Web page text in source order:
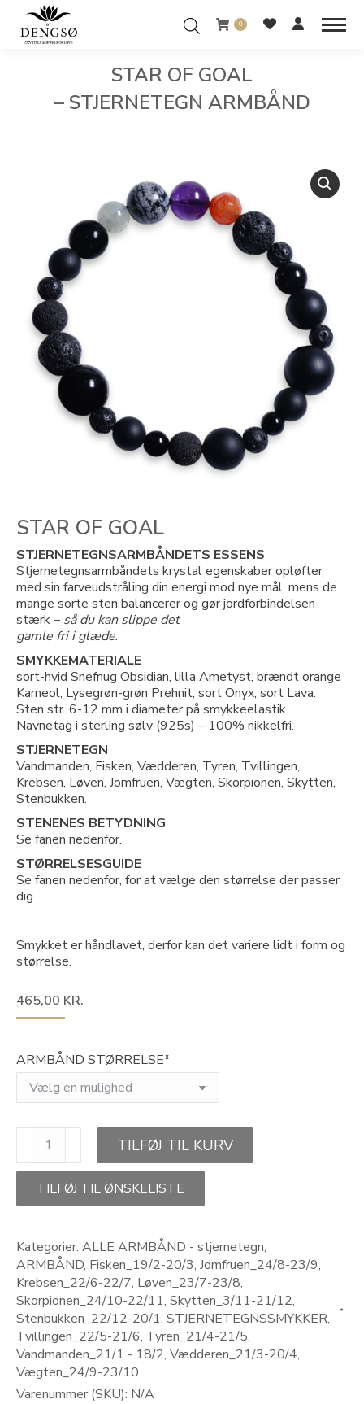
0
STAR OF GOAL
– STJERNETEGN ARMBÅND
You are here:
STAR OF GOAL
STJERNETEGNSARMBÅNDETS ESSENS
Stjernetegnsarmbåndets krystal egenskaber opløfter
med sin farveudstråling din energi mod nye mål, mens de
mange sorte sten balancerer og gør jordforbindelsen
stærk – så du kan slippe det
gamle fri i glæde.
SMYKKEMATERIALE
sort-hvid Snefnug Obsidian, lilla Ametyst, brændt orange
Karneol, Lysegrøn-grøn Prehnit, sort Onyx, sort Lava.
Sten str. 6-12 mm i diameter på smykkeelastik.
Navnetag i sterling sølv (925s) – 100% nikkelfri.
STJERNETEGN
Vandmanden, Fisken, Vædderen, Tyren, Tvillingen,
Krebsen, Løven, Jomfruen, Vægten, Skorpionen, Skytten,
Stenbukken.
STENENES BETYDNING
Se fanen nedenfor.
STØRRELSESGUIDE
Se fanen nedenfor, for at vælge den størrelse der passer
dig.
Smykket er håndlavet, derfor kan det variere lidt i form og
størrelse.
465,00 KR.
ARMBÅND STØRRELSE*
GOAL-
stjernetegn
TILFØJ TIL KURV
TILFØJ TIL ØNSKELISTE
Kategorier: ALLE ARMBÅND - stjernetegn,
ARMBÅND, Fisken_19/2-20/3, Jomfruen_24/8-23/9,
Krebsen_22/6-22/7, Løven_23/7-23/8,
Skorpionen_24/10-22/11, Skytten_3/11-21/12,
Stenbukken_22/12-20/1, STJERNETEGNSSMYKKER,
Tvillingen_22/5-21/6, Tyren_21/4-21/5,
Vandmanden_21/1 - 18/2, Vædderen_21/3-20/4,
Vægten_24/9-23/10
Varenummer (SKU): N/A